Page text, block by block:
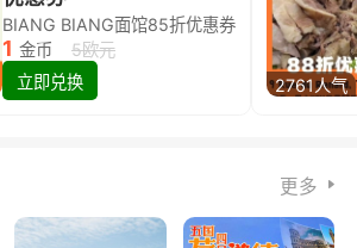
BIANG BIANG面馆85折优惠券
1 金币
5欧元
立即兑换
2761人气
更多